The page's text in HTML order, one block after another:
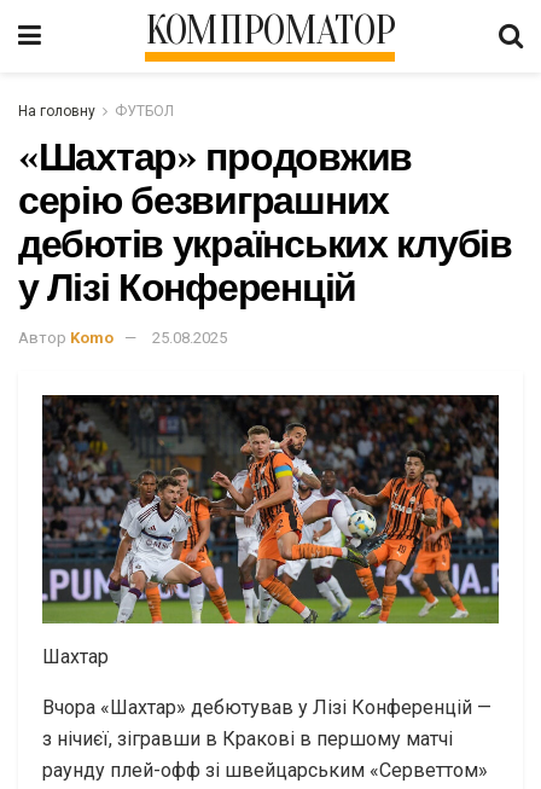
КОМПРОМАТОР
На головну ФУТБОЛ
«Шахтар» продовжив
серію безвиграшних
дебютів українських клубів
у Лізі Конференцій
Автор Komo 25.08.2025
Шахтар
Вчора «Шахтар» дебютував у Лізі Конференцій —
з нічиєї, зігравши в Кракові в першому матчі
раунду плей-офф зі швейцарським «Серветтом»